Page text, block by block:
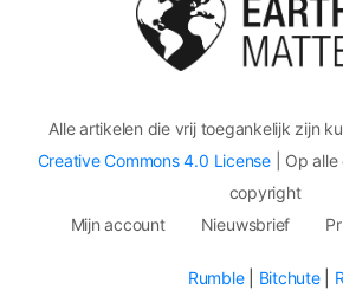
Alle artikelen die vrij toegankelijk zijn
Creative Commons 4.0 License| Op alle
copyright
Mijn account
Nieuwsbrief
Rumble| Bitchute|